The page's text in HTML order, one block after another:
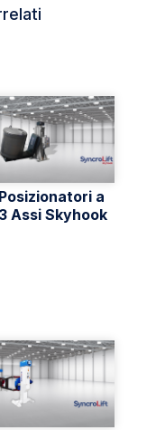
Posizionatori a
3 Assi Skyhook